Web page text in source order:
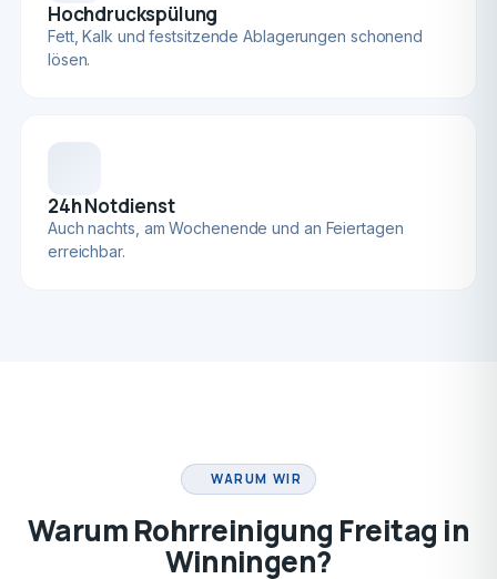
Hochdruckspülung
Fett, Kalk und festsitzende Ablagerungen schonend
lösen.
24h Notdienst
Auch nachts, am Wochenende und an Feiertagen
erreichbar.
WARUM WIR
Warum Rohrreinigung Freitag in
Winningen?